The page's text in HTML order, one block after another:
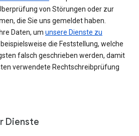
von Störungen oder zur
die Sie uns gemeldet haben.
Daten, um unsere Dienste zu
beispielsweise die Feststellung, welche
falsch geschrieben werden, damit
verwendete Rechtschreibprüfung
Dienste